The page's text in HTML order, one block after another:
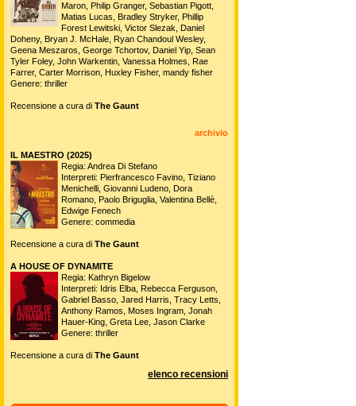
Maron, Philip Granger, Sebastian Pigott,
Matias Lucas, Bradley Stryker, Phillip
Forest Lewitski, Victor Slezak, Daniel
Doheny, Bryan J. McHale, Ryan Chandoul Wesley,
Geena Meszaros, George Tchortov, Daniel Yip, Sean
Tyler Foley, John Warkentin, Vanessa Holmes, Rae
Farrer, Carter Morrison, Huxley Fisher, mandy fisher
Genere: thriller
Recensione a cura di The Gaunt
archivio
IL MAESTRO (2025)
Regia: Andrea Di Stefano
Interpreti: Pierfrancesco Favino, Tiziano
Menichelli, Giovanni Ludeno, Dora
Romano, Paolo Briguglia, Valentina Bellè,
Edwige Fenech
Genere: commedia
Recensione a cura di The Gaunt
A HOUSE OF DYNAMITE
Regia: Kathryn Bigelow
Interpreti: Idris Elba, Rebecca Ferguson,
Gabriel Basso, Jared Harris, Tracy Letts,
Anthony Ramos, Moses Ingram, Jonah
Hauer-King, Greta Lee, Jason Clarke
Genere: thriller
Recensione a cura di The Gaunt
elenco recensioni